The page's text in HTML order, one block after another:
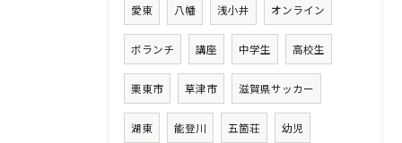
愛東 八幡 浅小井 オンライン
ボランチ 講座 中学生 高校生
栗東市 草津市 滋賀県サッカー
湖東 能登川 五箇荘 幼児